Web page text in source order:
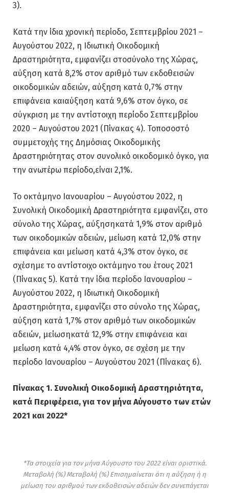
3).
Κατά την ίδια χρονική περίοδο, Σεπτεμβρίου 2021 –
Αυγούστου 2022, η Ιδιωτική Οικοδομική
Δραστηριότητα, εμφανίζει στοσύνολο της Χώρας,
αύξηση κατά 8,2% στον αριθμό των εκδοθεισών
οικοδομικών αδειών, αύξηση κατά 0,7% στην
επιφάνεια καιαύξηση κατά 9,6% στον όγκο, σε
σύγκριση με την αντίστοιχη περίοδο Σεπτεμβρίου
2020 – Αυγούστου 2021 (Πίνακας 4). Τοποσοστό
συμμετοχής της Δημόσιας Οικοδομικής
Δραστηριότητας στον συνολικό οικοδομικό όγκο, για
την ανωτέρω περίοδο,είναι 2,1%.
Το οκτάμηνο Ιανουαρίου – Αυγούστου 2022, η
Συνολική Οικοδομική Δραστηριότητα εμφανίζει, στο
σύνολο της Χώρας, αύξησηκατά 1,9% στον αριθμό
των οικοδομικών αδειών, μείωση κατά 12,0% στην
επιφάνεια και μείωση κατά 4,3% στον όγκο, σε
σχέσημε το αντίστοιχο οκτάμηνο του έτους 2021
(Πίνακας 5). Κατά την ίδια περίοδο Ιανουαρίου –
Αυγούστου 2022, η Ιδιωτική Οικοδομική
Δραστηριότητα, εμφανίζει στο σύνολο της Χώρας,
αύξηση κατά 1,7% στον αριθμό των οικοδομικών
αδειών, μείωσηκατά 12,9% στην επιφάνεια και
μείωση κατά 4,4% στον όγκο, σε σχέση με την
περίοδο Ιανουαρίου – Αυγούστου 2021 (Πίνακας 6).
Πίνακας 1. Συνολική Οικοδομική Δραστηριότητα,
κατά Περιφέρεια, για τον μήνα Αύγουστο των ετών
2021 και 2022*
*Τα στοιχεία για τον μήνα Αύγουστο του 2022 είναι οριστικά.
Μεταβολή (%) Μεταβολή (%) Επισημαίνεται ότι η αύξηση ή η
μείωση του αριθμού των εκδοθεισών αδειών δεν συνεπάγεται